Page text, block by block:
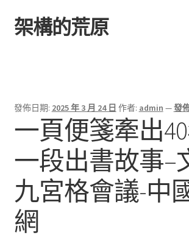
跳
至
跳
至
架構的荒原
發佈日期: 2025 年 3 月 24 日 作者: admin —發
一頁便箋牽出
一段出書故事–
九宮格會議-中
網